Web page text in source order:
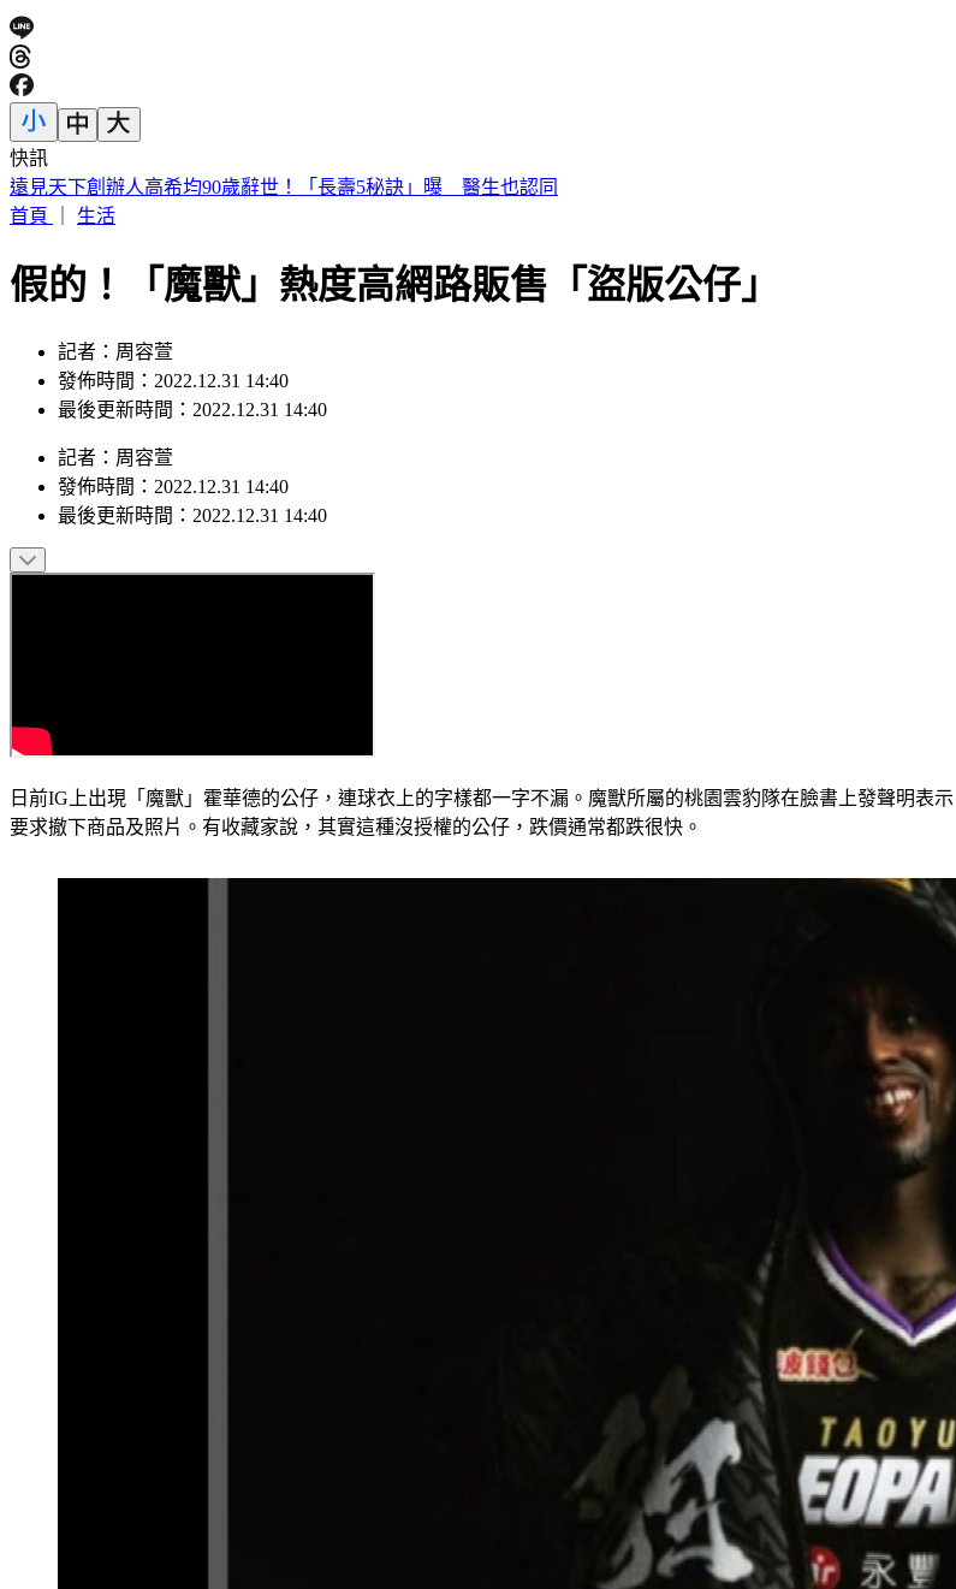
快訊
美股開盤／聯準會升息疑慮意外減緩！標普、那指「雙開高」
首頁
生活
假的！「魔獸」熱度高網路販售「盜版公仔」
記者：周容萱
發佈時間：2022.12.31 14:40
最後更新時間：2022.12.31 14:40
記者 ： 周容萱
發佈時間： 2022.12.31 14:40
最後更新時間： 2022.12.31 14:40
日前IG上出現「魔獸」霍華德的公仔，連球衣上的字樣都一字不漏。魔獸所屬的桃園雲豹隊在臉書上發聲明表
要求撤下商品及照片。有收藏家說，其實這種沒授權的公仔，跌價通常都跌很快。